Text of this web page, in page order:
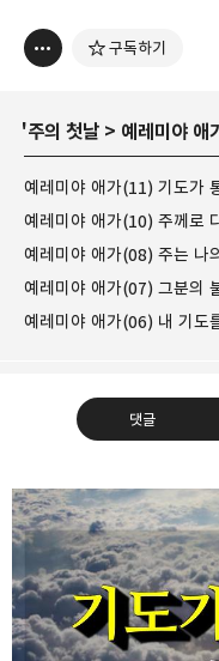
구독하기
'주의 첫날 > 예레미야 애
예레미야 애가(11) 기도가
예레미야 애가(10) 주께로
예레미야 애가(08) 주는
예레미야 애가(07) 그분의
예레미야 애가(06) 내 기도
댓글
❏말씀침례교회
Yoon
Graceful, Wonderful,
preaching!!
구독하기 카